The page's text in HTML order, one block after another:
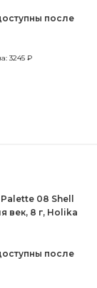
после
3245 ₽
08 Shell
век, 8 г, Holika
после